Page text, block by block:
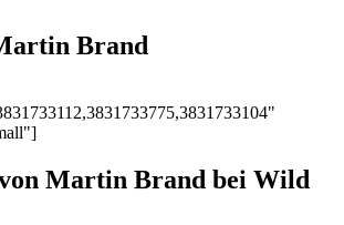
Brand
Martin Brand bei Wild